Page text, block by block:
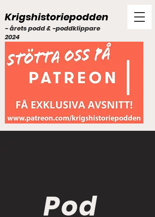
Krigshistoriepodden
- årets podd & -poddklippare
2024
Pod